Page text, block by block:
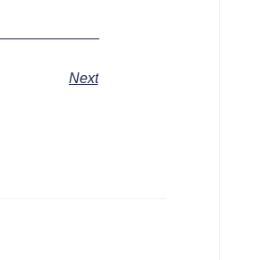
Next